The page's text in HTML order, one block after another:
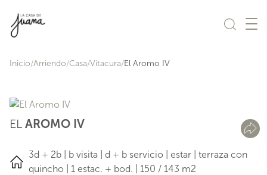
Inicio Arriendo Casa Vitacura El Aromo IV
EL AROMO IV
3d + 2b | b visita | d + b servicio | estar | terraza con
quincho | 1 estac. + bod. | 150 / 143 m2